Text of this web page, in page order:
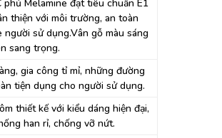
phủ Melamine đạt tiêu chuẩn E1
thiện với môi trường, an toàn
người sử dụng.Vân gỗ màu sáng
sang trọng.
gia công tỉ mỉ, những đường
tiện dụng cho người sử dụng.
thiết kế với kiểu dáng hiện đại,
han rỉ, chống vỡ nứt.